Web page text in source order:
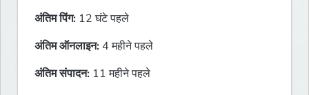
अंतिम पिंग: 12 घंटे पहले
अंतिम ऑनलाइन: 4 महीने पहले
अंतिम संपादन: 11 महीने पहले